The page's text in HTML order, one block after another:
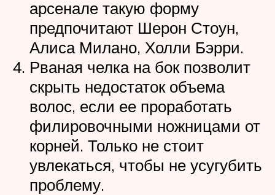
арсенале такую форму
предпочитают Шерон Стоун,
Алиса Милано, Холли Бэрри.
Рваная челка на бок позволит
скрыть недостаток объема
волос, если ее проработать
филировочными ножницами от
корней. Только не стоит
увлекаться, чтобы не усугубить
проблему.